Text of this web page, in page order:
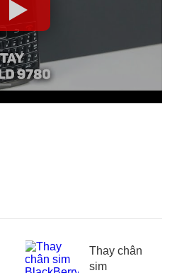
Thay chân
sim